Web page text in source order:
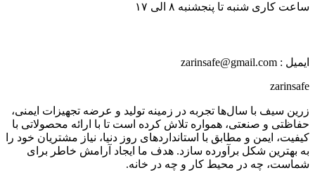
ساعت کاری شنبه تا پنجشنبه ۸ الی ۱۷
ایمیل : zarinsafe@gmail.com
zarinsafe
زرین سیف با سال‌ها تجربه در زمینه تولید و عرضه تجهیزات ایمنی،
حفاظتی و صنعتی، همواره تلاش کرده است تا با ارائه محصولاتی با
کیفیت، ایمن و مطابق با استانداردهای روز دنیا، نیاز مشتریان خود را
به بهترین شکل برآورده سازد. هدف ما ایجاد آرامش خاطر برای
شماست، چه در محیط کار و چه در خانه.